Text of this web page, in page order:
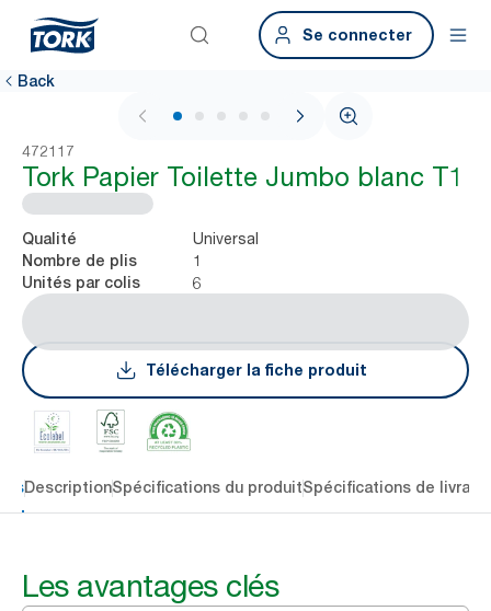
Se connecter
Back
1 / 6
472117
Tork Papier Toilette Jumbo blanc T1
Qualité Universal
Nombre de plis 1
Unités par colis 6
Télécharger la fiche produit
DescriptionSpécifications du produitSpécifications de
Les avantages clés